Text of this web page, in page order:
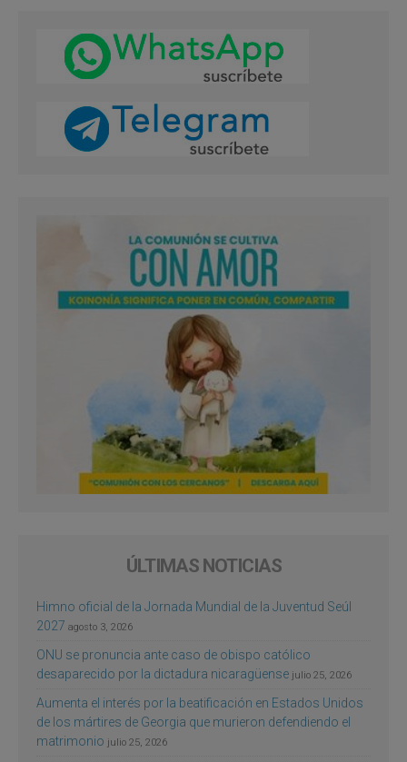
ÚLTIMAS NOTICIAS
Himno oficial de la Jornada Mundial de la Juventud Seúl
2027 agosto 3, 2026
ONU se pronuncia ante caso de obispo católico
desaparecido por la dictadura nicaragüense julio 25, 2026
Aumenta el interés por la beatificación en Estados Unidos
de los mártires de Georgia que murieron defendiendo el
matrimonio julio 25, 2026